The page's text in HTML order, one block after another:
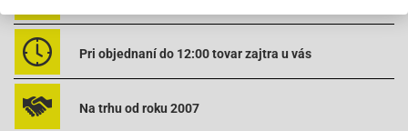
Pri objednaní do 12:00 tovar zajtra u vás
Na trhu od roku 2007